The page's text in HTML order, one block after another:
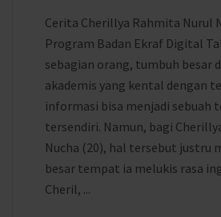
Cerita Cherillya Rahmita Nurul
Program Badan Ekraf Digital
sebagian orang, tumbuh besar
akademis yang kental dengan
informasi bisa menjadi sebuah
tersendiri. Namun, bagi
Nucha (20), hal tersebut justru
besar tempat ia melukis rasa
Cheril, ...